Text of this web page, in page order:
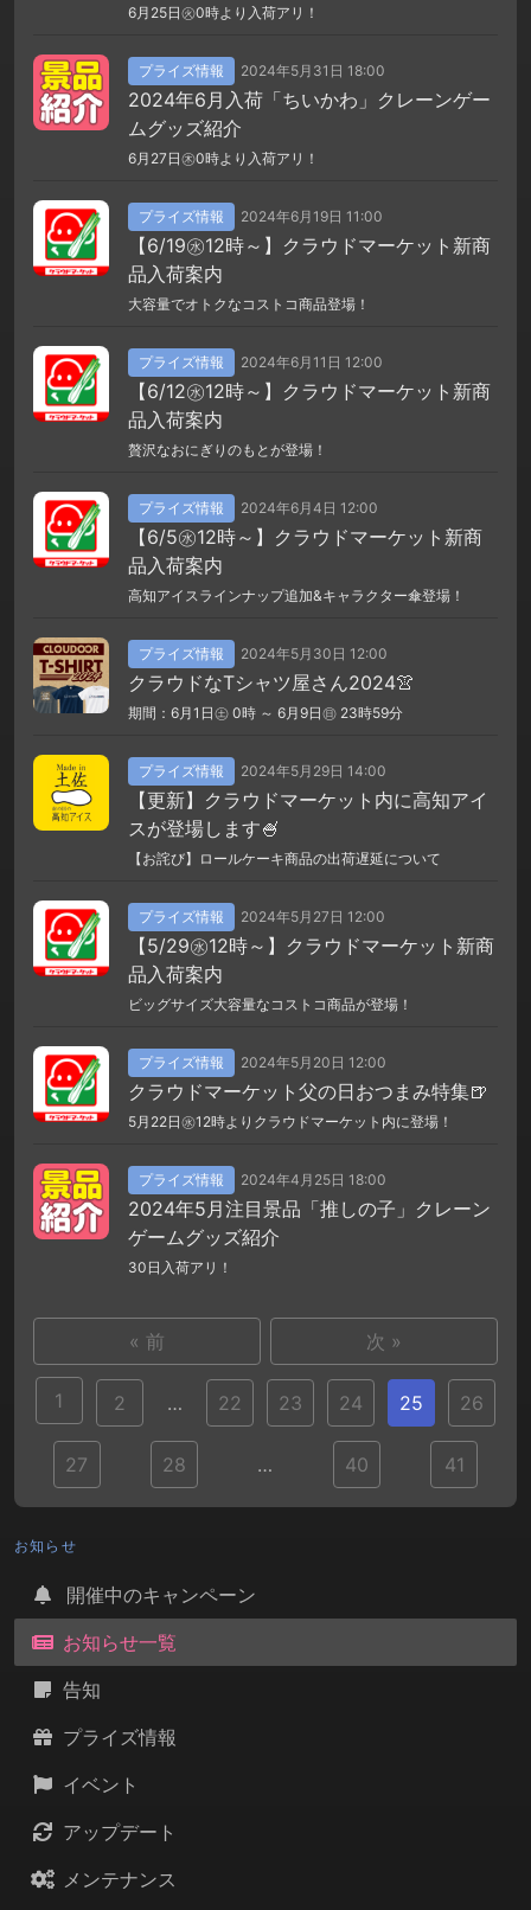
6月25日㊋0時より入荷アリ！
プライズ情報 2024年5月31日 18:00
2024年6月入荷「ちいかわ」クレーンゲー
ムグッズ紹介
6月27日㊍0時より入荷アリ！
プライズ情報 2024年6月19日 11:00
【6/19㊌12時～】クラウドマーケット新商
品入荷案内
大容量でオトクなコストコ商品登場！
プライズ情報 2024年6月11日 12:00
【6/12㊌12時～】クラウドマーケット新商
品入荷案内
贅沢なおにぎりのもとが登場！
プライズ情報 2024年6月4日 12:00
【6/5㊌12時～】クラウドマーケット新商
品入荷案内
高知アイスラインナップ追加&キャラクター傘登場！
プライズ情報 2024年5月30日 12:00
クラウドなTシャツ屋さん2024👚
期間：6月1日㊏ 0時 ～ 6月9日㊐ 23時59分
プライズ情報 2024年5月29日 14:00
【更新】クラウドマーケット内に高知アイ
スが登場します🍧
【お詫び】ロールケーキ商品の出荷遅延について
プライズ情報 2024年5月27日 12:00
【5/29㊌12時～】クラウドマーケット新商
品入荷案内
ビッグサイズ大容量なコストコ商品が登場！
プライズ情報 2024年5月20日 12:00
クラウドマーケット父の日おつまみ特集🍺
5月22日㊌12時よりクラウドマーケット内に登場！
プライズ情報 2024年4月25日 18:00
2024年5月注目景品「推しの子」クレーン
ゲームグッズ紹介
30日入荷アリ！
« 前 次 »
1 2 … 22 23 24 25 26
27 28 … 40 41
お知らせ
開催中のキャンペーン
お知らせ一覧
告知
プライズ情報
イベント
アップデート
メンテナンス